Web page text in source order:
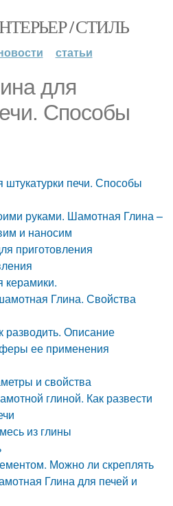
/ СТИЛЬ
статьи
для
Способы
печи. Способы
руками. Шамотная Глина –
и наносим
приготовления
керамики.
Глина. Свойства
разводить. Описание
ее применения
и свойства
глиной. Как развести
из глины
Можно ли скреплять
Глина для печей и